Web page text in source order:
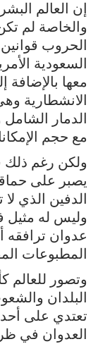
إن العالم
والخاصة لم
الحروب
السعودية
معها
الانشطارية
الدمار
مع حجم
ولكن رغم ذلك
يصبر على
الدفين الذي
وليس له مثيل
المطبوعات
وتصور للعالم
البلدان
تعتدي على أحد
العدوان في